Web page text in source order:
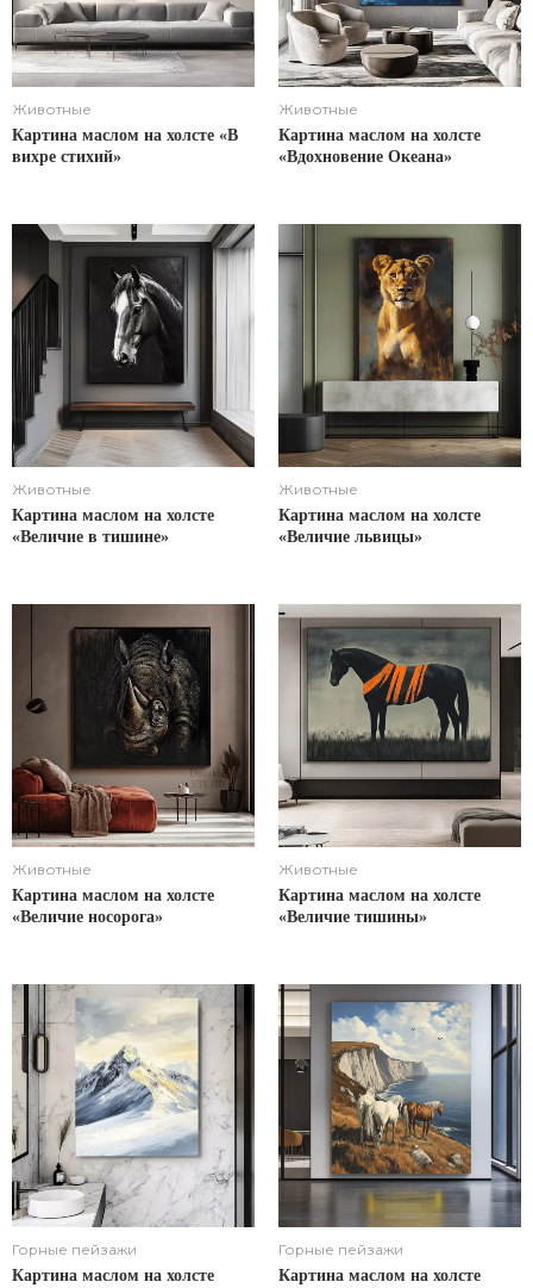
Животные
Картина маслом на холсте «В
вихре стихий»
Животные
Картина маслом на холсте
«Вдохновение Океана»
Животные
Картина маслом на холсте
«Величие в тишине»
Животные
Картина маслом на холсте
«Величие львицы»
Животные
Картина маслом на холсте
«Величие носорога»
Животные
Картина маслом на холсте
«Величие тишины»
Горные пейзажи
Картина маслом на холсте
Горные пейзажи
Картина маслом на холсте